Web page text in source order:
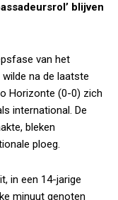
blijven
van het
na de laatste
Horizonte (0-0) zich
international. De
bleken
ploeg.
in een 14-jarige
minuut genoten